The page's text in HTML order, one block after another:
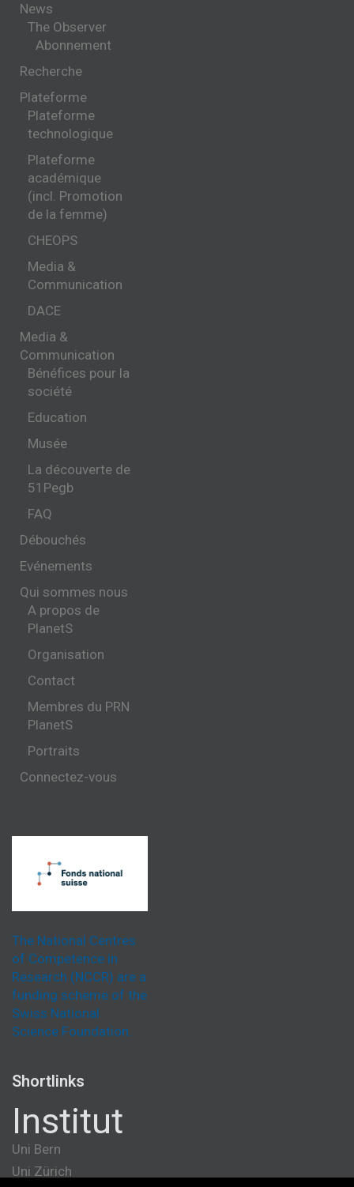
News
The Observer
Abonnement
Recherche
Plateforme
Plateforme
technologique
Plateforme
académique
(incl. Promotion
de la femme)
CHEOPS
Media &
Communication
DACE
Media &
Communication
Bénéfices pour la
société
Education
Musée
La découverte de
51Pegb
FAQ
Débouchés
Evénements
Qui sommes nous
A propos de
PlanetS
Organisation
Contact
Membres du PRN
PlanetS
Portraits
Connectez-vous
The National Centres
of Competence in
Research (NCCR) are a
funding scheme of the
Swiss National
Science Foundation.
Shortlinks
Institut
Uni Bern
Uni Zürich